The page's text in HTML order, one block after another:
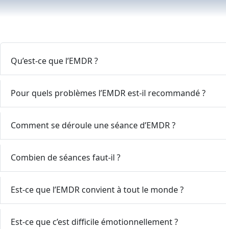
Qu’est-ce que l’EMDR ?
Pour quels problèmes l’EMDR est-il recommandé ?
Comment se déroule une séance d’EMDR ?
Combien de séances faut-il ?
Est-ce que l’EMDR convient à tout le monde ?
Est-ce que c’est difficile émotionnellement ?